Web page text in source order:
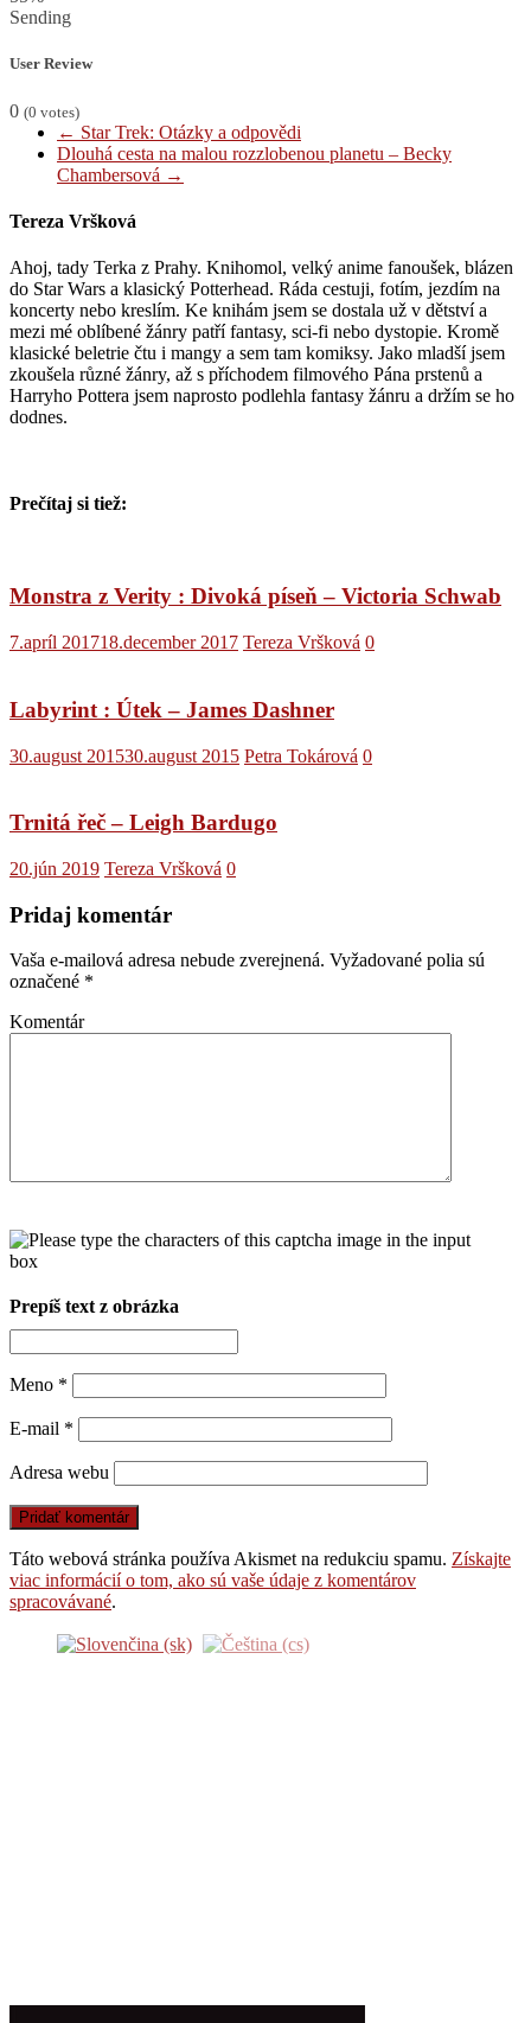
Sending
User Review
0 (0 votes)
← Star Trek: Otázky a odpovědi
Dlouhá cesta na malou rozzlobenou planetu – Becky
Chambersová →
Tereza Vršková
Ahoj, tady Terka z Prahy. Knihomol, velký anime fanoušek, blázen
do Star Wars a klasický Potterhead. Ráda cestuji, fotím, jezdím na
koncerty nebo kreslím. Ke knihám jsem se dostala už v dětství a
mezi mé oblíbené žánry patří fantasy, sci-fi nebo dystopie. Kromě
klasické beletrie čtu i mangy a sem tam komiksy. Jako mladší jsem
zkoušela různé žánry, až s příchodem filmového Pána prstenů a
Harryho Pottera jsem naprosto podlehla fantasy žánru a držím se ho
dodnes.
Prečítaj si tiež:
Monstra z Verity : Divoká píseň – Victoria Schwab
7.apríl 201718.december 2017 Tereza Vršková 0
Labyrint : Útek – James Dashner
30.august 201530.august 2015 Petra Tokárová 0
Trnitá řeč – Leigh Bardugo
20.jún 2019 Tereza Vršková 0
Pridaj komentár
Vaša e-mailová adresa nebude zverejnená. Vyžadované polia sú
označené *
Komentár
Prepíš text z obrázka
Meno *
E-mail *
Adresa webu
Táto webová stránka používa Akismet na redukciu spamu. Získajte
viac informácií o tom, ako sú vaše údaje z komentárov
spracovávané.